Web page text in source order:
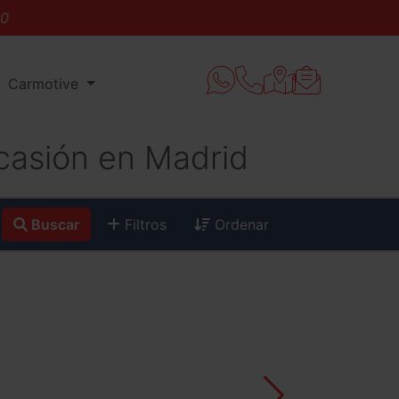
Carmotive
en Madrid
Buscar Filtros Ordenar